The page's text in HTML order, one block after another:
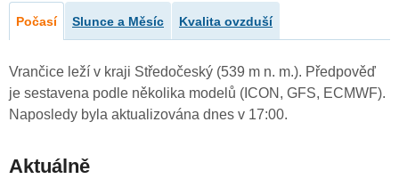
Počasí Slunce a Měsíc Kvalita ovzduší
Vrančice leží v kraji Středočeský (539 m n. m.). Předpověď
je sestavena podle několika modelů (ICON, GFS, ECMWF).
Naposledy byla aktualizována dnes v 17:00.
Aktuálně